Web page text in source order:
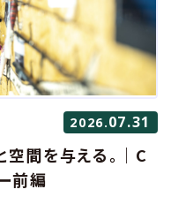
2026.07.31
空間を与える。｜C
前編